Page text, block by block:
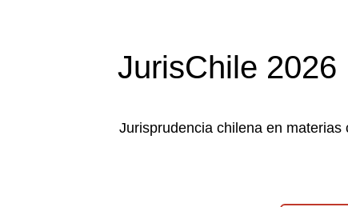
JurisChile 2026
Jurisprudencia chilena en